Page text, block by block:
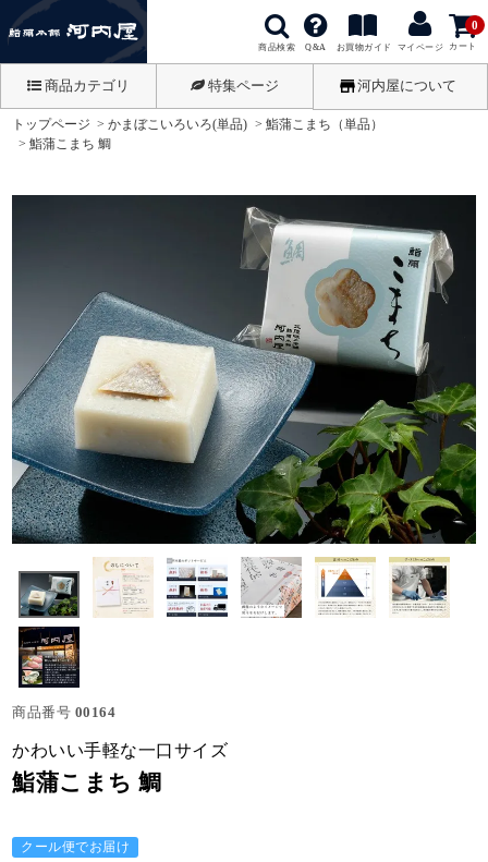
商品検索 Q&A お買物ガイド マイページ カート
0
商品カテゴリ 特集ページ 河内屋について
トップページ かまぼこいろいろ(単品)
鮨蒲こまち（単品）
鮨蒲こまち 鯛
商品番号 00164
かわいい手軽な一口サイズ
鮨蒲こまち 鯛
クール便でお届け